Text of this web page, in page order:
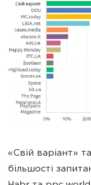
«Свій варіант»
більшості